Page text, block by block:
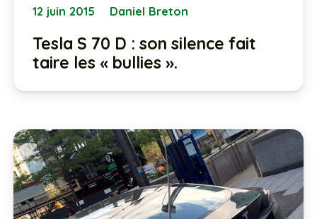
12 juin 2015 Daniel Breton
Tesla S 70 D : son silence fait
taire les « bullies ».